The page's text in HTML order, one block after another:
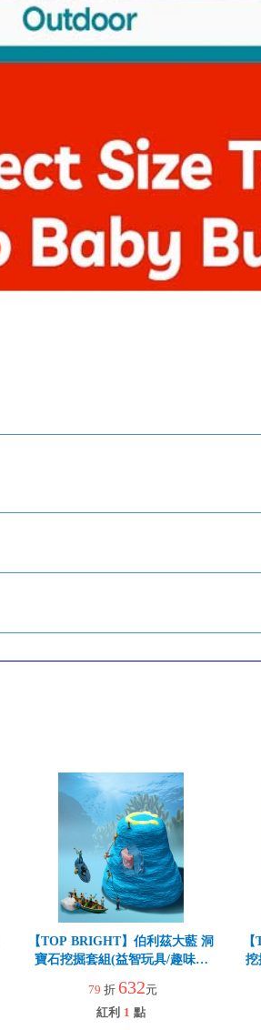
【TOP BRIGHT】伯利茲大藍 洞
寶石挖掘套組(益智玩具/趣味桌
79 折 632元
紅利 1 點
挖